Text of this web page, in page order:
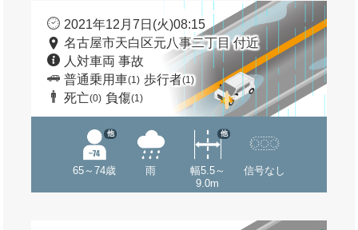
2021年12月7日(火)08:15
名古屋市天白区元八事二丁目 付近
人対車両 事故
普通乗用車(1) 歩行者(1)
死亡(0) 負傷(1)
65～74歳
他
雨
幅5.5～
9.0m
他
信号なし